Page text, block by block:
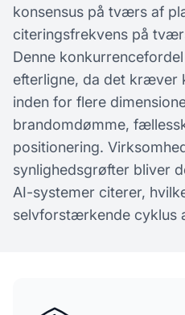
konsensus på tværs af
citeringsfrekvens på
Denne
efterligne, da det kræver
inden for flere
brandomdømme,
positionering.
synlighedsgrøfter bliver
AI-systemer citerer,
selvforstærkende cyklus